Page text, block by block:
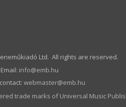
Ltd. All rights are reserved.
info­@­emb.hu
webmaster­@­emb.hu
trade marks of Universal Music